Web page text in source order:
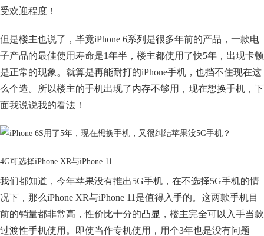
受欢迎程度！
但是楼主也说了，毕竟iPhone 6系列是很多年前的产品，一款电
子产品的最佳使用寿命是1年半，楼主都使用了快5年，出现卡顿
是正常的现象。就算是再能耐打的iPhone手机，也挡不住现在这
么个造。所以楼主的手机出现了内存不够用，现在想换手机，下
面我说说我的看法！
4G可选择iPhone XR与iPhone 11
我们都知道，今年苹果没有推出5G手机，在不选择5G手机的情
况下，那么iPhone XR与iPhone 11是值得入手的。这两款手机目
前的销量都非常高，性价比十分的凸显，楼主完全可以入手当款
过渡性手机使用。即使当作专机使用，用个3年也是没有问题